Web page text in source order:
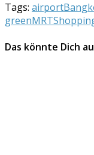
Tags: airport
greenMRT
Das könnte Dich